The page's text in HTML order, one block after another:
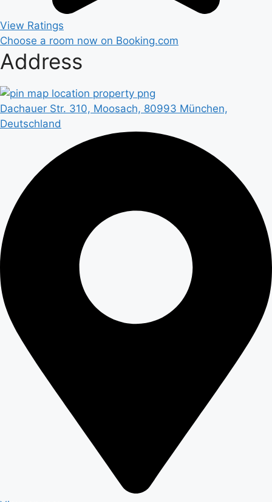
View Ratings
Choose a room now on Booking.com
Address
Dachauer Str. 310, Moosach, 80993 München,
Deutschland